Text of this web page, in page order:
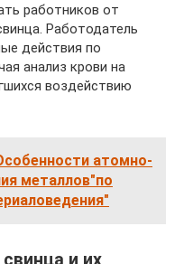
работников от
Работодатель
действия по
анализ крови на
воздействию
атомно-
металлов"по
и их